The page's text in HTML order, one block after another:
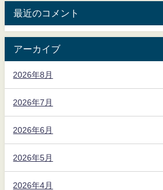
最近のコメント
アーカイブ
2026年8月
2026年7月
2026年6月
2026年5月
2026年4月